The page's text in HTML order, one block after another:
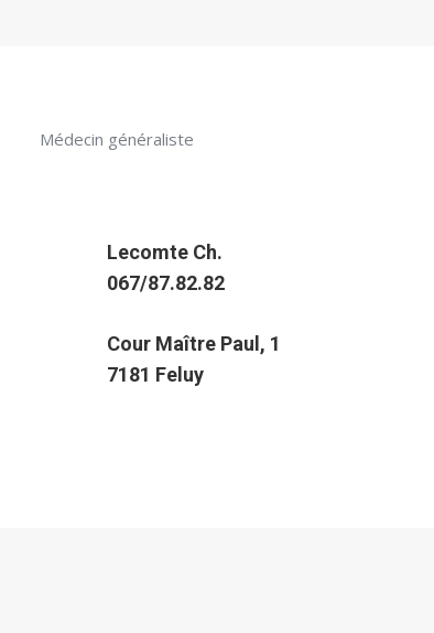
Médecin généraliste
Lecomte Ch.
067/87.82.82
Cour Maître Paul, 1
7181 Feluy